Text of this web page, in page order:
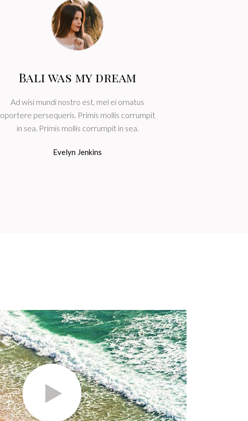
Bali was my dream
Ad wisi mundi nostro est, mel ei ornatus
oportere persequeris. Primis mollis corrumpit
in sea. Primis mollis corrumpit in sea.
Evelyn Jenkins